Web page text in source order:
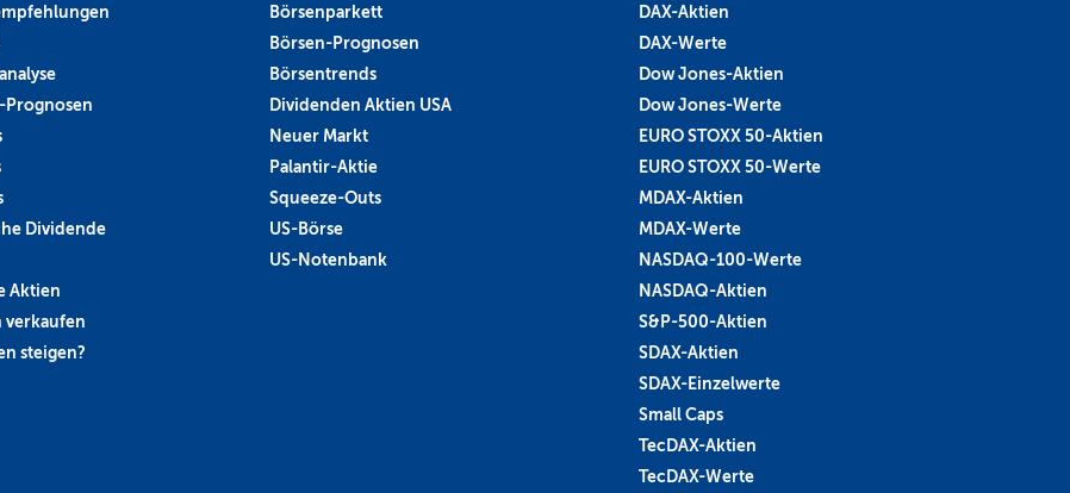
Dividende
Aktien
verkaufen
steigen?
Börsenparkett
Börsen-Prognosen
Börsentrends
Dividenden Aktien USA
Neuer Markt
Palantir-Aktie
Squeeze-Outs
US-Börse
US-Notenbank
DAX-Aktien
DAX-Werte
Dow Jones-Aktien
Dow Jones-Werte
EURO STOXX 50-Aktien
EURO STOXX 50-Werte
MDAX-Aktien
MDAX-Werte
NASDAQ-100-Werte
NASDAQ-Aktien
S&P-500-Aktien
SDAX-Aktien
SDAX-Einzelwerte
Small Caps
TecDAX-Aktien
TecDAX-Werte